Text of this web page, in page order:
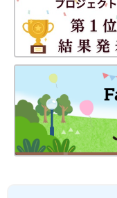
空
♪
納
ダイソーの浮かせる
かりでしたね！浮か
すいのも◎。しかもプ
ね。気になる商品が
(文・水川ちさ)
●記事内容でご紹介し
があります。あらか
●記事の内容は2024年
す。